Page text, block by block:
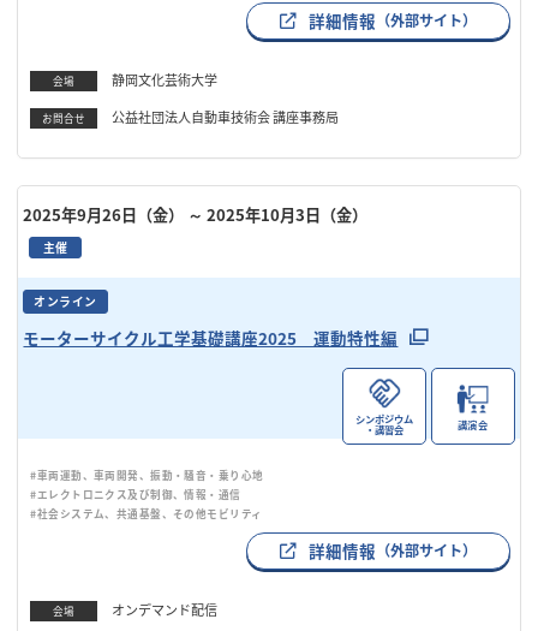
詳細情報 （外部サイト）
会場 静岡文化芸術大学
お問合せ 公益社団法人自動車技術会 講座事務局
2025年9月26日（金） ～ 2025年10月3日（金）
主催
オンライン
モーターサイクル工学基礎講座2025 運動特性編
シンポジウム
・講習会 講演会
#車両運動、車両開発、振動・騒音・乗り心地
#エレクトロニクス及び制御、情報・通信
#社会システム、共通基盤、その他モビリティ
詳細情報 （外部サイト）
会場 オンデマンド配信